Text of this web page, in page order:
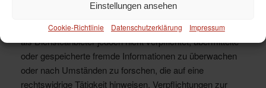
Einstellungen ansehen
Cookie-Richtlinie Datenschutzerklärung Impressum
eigene Inhalte auf diesen Seiten nach den allgemeinen
Gesetzen verantwortlich. Nach §§ 8 bis 10 TMG sind wir
als Diensteanbieter jedoch nicht verpflichtet, übermittelte
oder gespeicherte fremde Informationen zu überwachen
oder nach Umständen zu forschen, die auf eine
rechtswidrige Tätigkeit hinweisen. Verpflichtungen zur